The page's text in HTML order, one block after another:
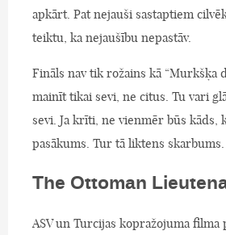
apkārt. Pat nejauši sastaptiem
teiktu, ka nejaušību nepastāv.
Fināls nav tik rožains kā “Murkšķa
mainīt tikai sevi, ne citus. Tu vari
sevi. Ja krīti, ne vienmēr būs kāds,
pasākums. Tur tā liktens skarbums.
The Ottoman
ASV un Turcijas kopražojuma filma